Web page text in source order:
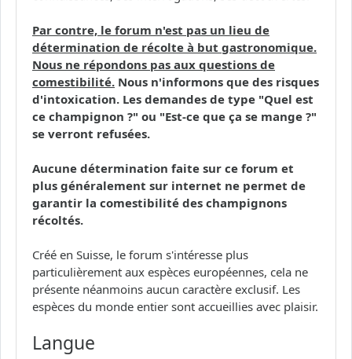
Par contre, le forum n'est pas un lieu de
détermination de récolte à but gastronomique.
Nous ne répondons pas aux questions de
comestibilité. Nous n'informons que des risques
d'intoxication. Les demandes de type "Quel est
ce champignon ?" ou "Est-ce que ça se mange ?"
se verront refusées.
Aucune détermination faite sur ce forum et
plus généralement sur internet ne permet de
garantir la comestibilité des champignons
récoltés.
Créé en Suisse, le forum s'intéresse plus
particulièrement aux espèces européennes, cela ne
présente néanmoins aucun caractère exclusif. Les
espèces du monde entier sont accueillies avec plaisir.
Langue